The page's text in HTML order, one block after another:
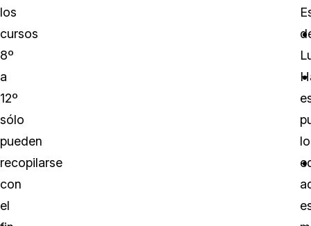
los
cursos
8º
a
12º
sólo
pueden
recopilarse
con
el